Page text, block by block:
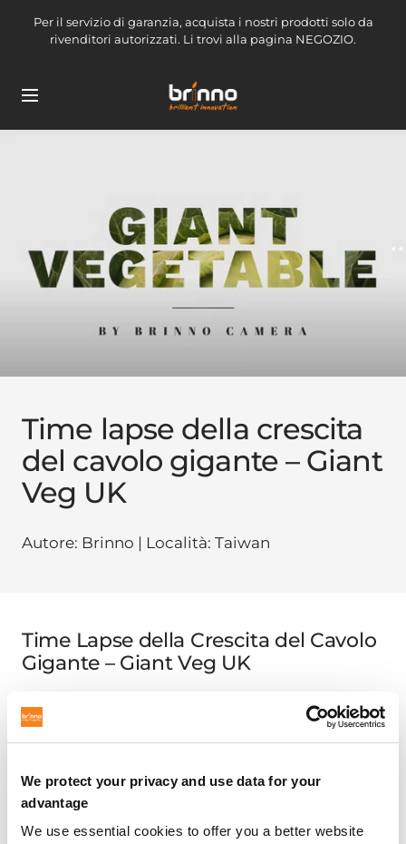
We protect your privacy and use data for your
advantage
We use essential cookies to offer you a better website
Per il servizio di garanzia, acquista i nostri prodotti solo da
rivenditori autorizzati. Li trovi alla pagina NEGOZIO.
Navigazione
brinno-
mkt
Time lapse della crescita
del cavolo gigante – Giant
Veg UK
Autore: Brinno | Località: Taiwan
Time Lapse della Crescita del Cavolo
Gigante – Giant Veg UK